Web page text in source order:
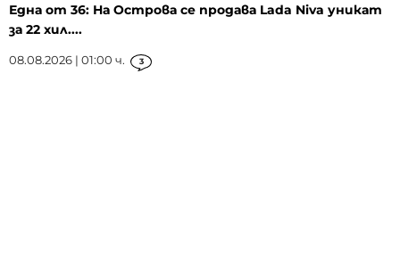
Една от 36: На Острова се продава Lada Niva уникат
за 22 хил....
08.08.2026 | 01:00 ч. 3